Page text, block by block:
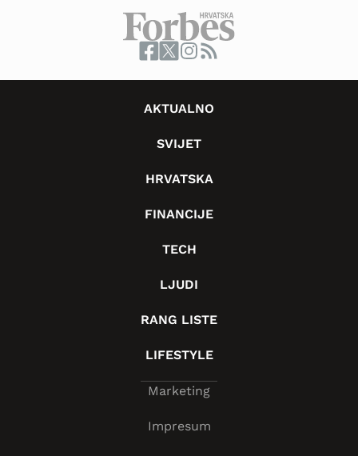
AKTUALNO
SVIJET
HRVATSKA
FINANCIJE
TECH
LJUDI
RANG LISTE
LIFESTYLE
Marketing
Impresum